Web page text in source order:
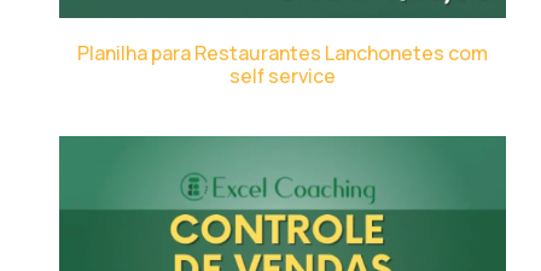
Planilha para Restaurantes Lanchonetes com
self service